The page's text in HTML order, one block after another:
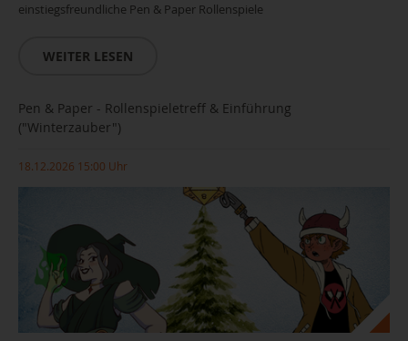
einstiegsfreundliche Pen & Paper Rollenspiele
WEITER LESEN
Pen & Paper - Rollenspieletreff & Einführung
("Winterzauber")
18.12.2026 15:00 Uhr